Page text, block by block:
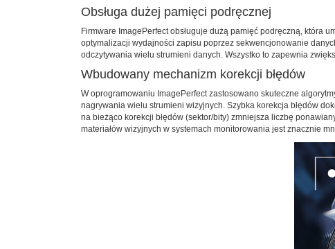
Obsługa dużej pamięci podręcznej
Firmware ImagePerfect obsługuje dużą pamięć podręczną, która
optymalizacji wydajności zapisu poprzez sekwencjonowanie
odczytywania wielu strumieni danych. Wszystko to zapewnia
Wbudowany mechanizm korekcji błędów
W oprogramowaniu ImagePerfect zastosowano skuteczne
nagrywania wielu strumieni wizyjnych. Szybka korekcja błędów
na bieżąco korekcji błędów (sektor/bity) zmniejsza liczbę
materiałów wizyjnych w systemach monitorowania jest znacznie